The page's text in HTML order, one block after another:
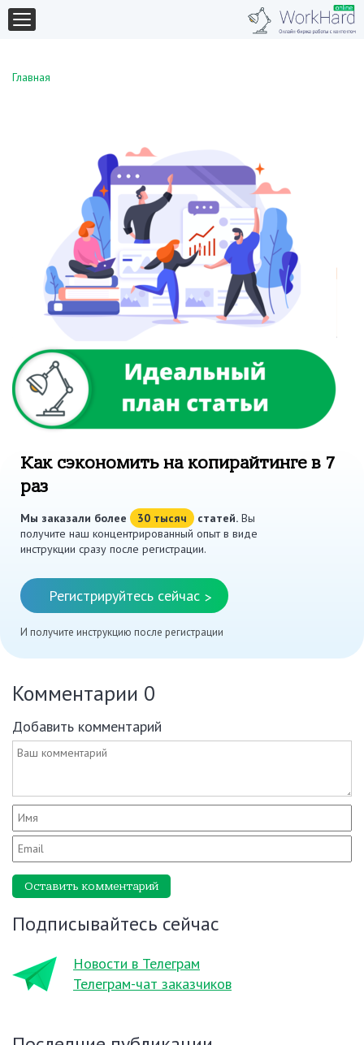
Главная
Как сэкономить на копирайтинге в 7
раз
Мы заказали более 30 тысяч статей. Вы
получите наш концентрированный опыт в виде
инструкции сразу после регистрации.
Регистрируйтесь сейчас >
И получите инструкцию после регистрации
Комментарии 0
Добавить комментарий
Оставить комментарий
Подписывайтесь сейчас
Новости в Телеграм
Телеграм-чат заказчиков